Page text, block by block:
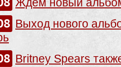
Выход нового
Britney Spears